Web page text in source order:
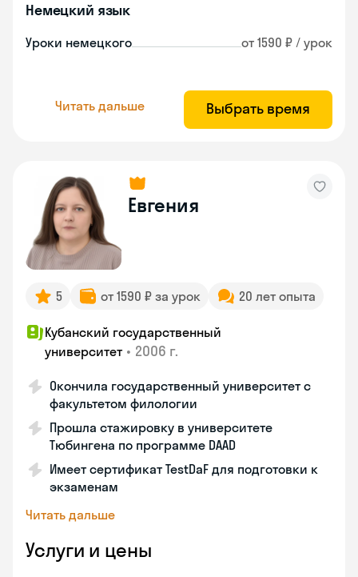
Немецкий язык
Уроки немецкого от 1590 ₽ / урок
Читать дальше Выбрать время
Евгения
5 от 1590 ₽ за урок 20 лет опыта
Кубанский государственный
университет • 2006 г.
Окончила государственный университет с
факультетом филологии
Прошла стажировку в университете
Тюбингена по программе DAAD
Имеет сертификат TestDaF для подготовки к
экзаменам
Читать дальше
Услуги и цены